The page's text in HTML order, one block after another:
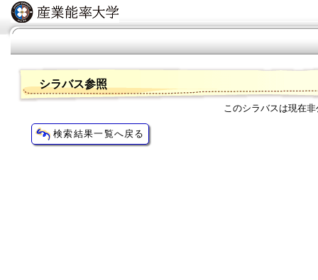
シラバス参照
このシラバスは現在